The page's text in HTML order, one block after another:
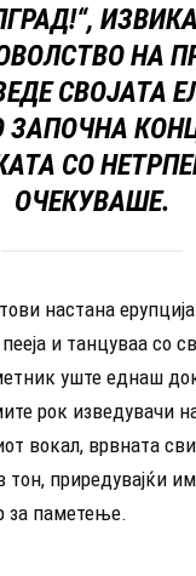
НА
СВОЈАТА
ЗАПОЧНА
СО
ОЧЕКУВАШЕ.
настана
и танцуваа со
уште еднаш
рок изведувачи
вокал, врвната
тон, приредувајќи
за паметење.